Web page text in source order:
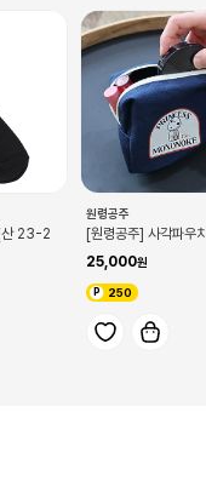
산 23-2
원령공주
[원령공주] 사각파우
25,000
250